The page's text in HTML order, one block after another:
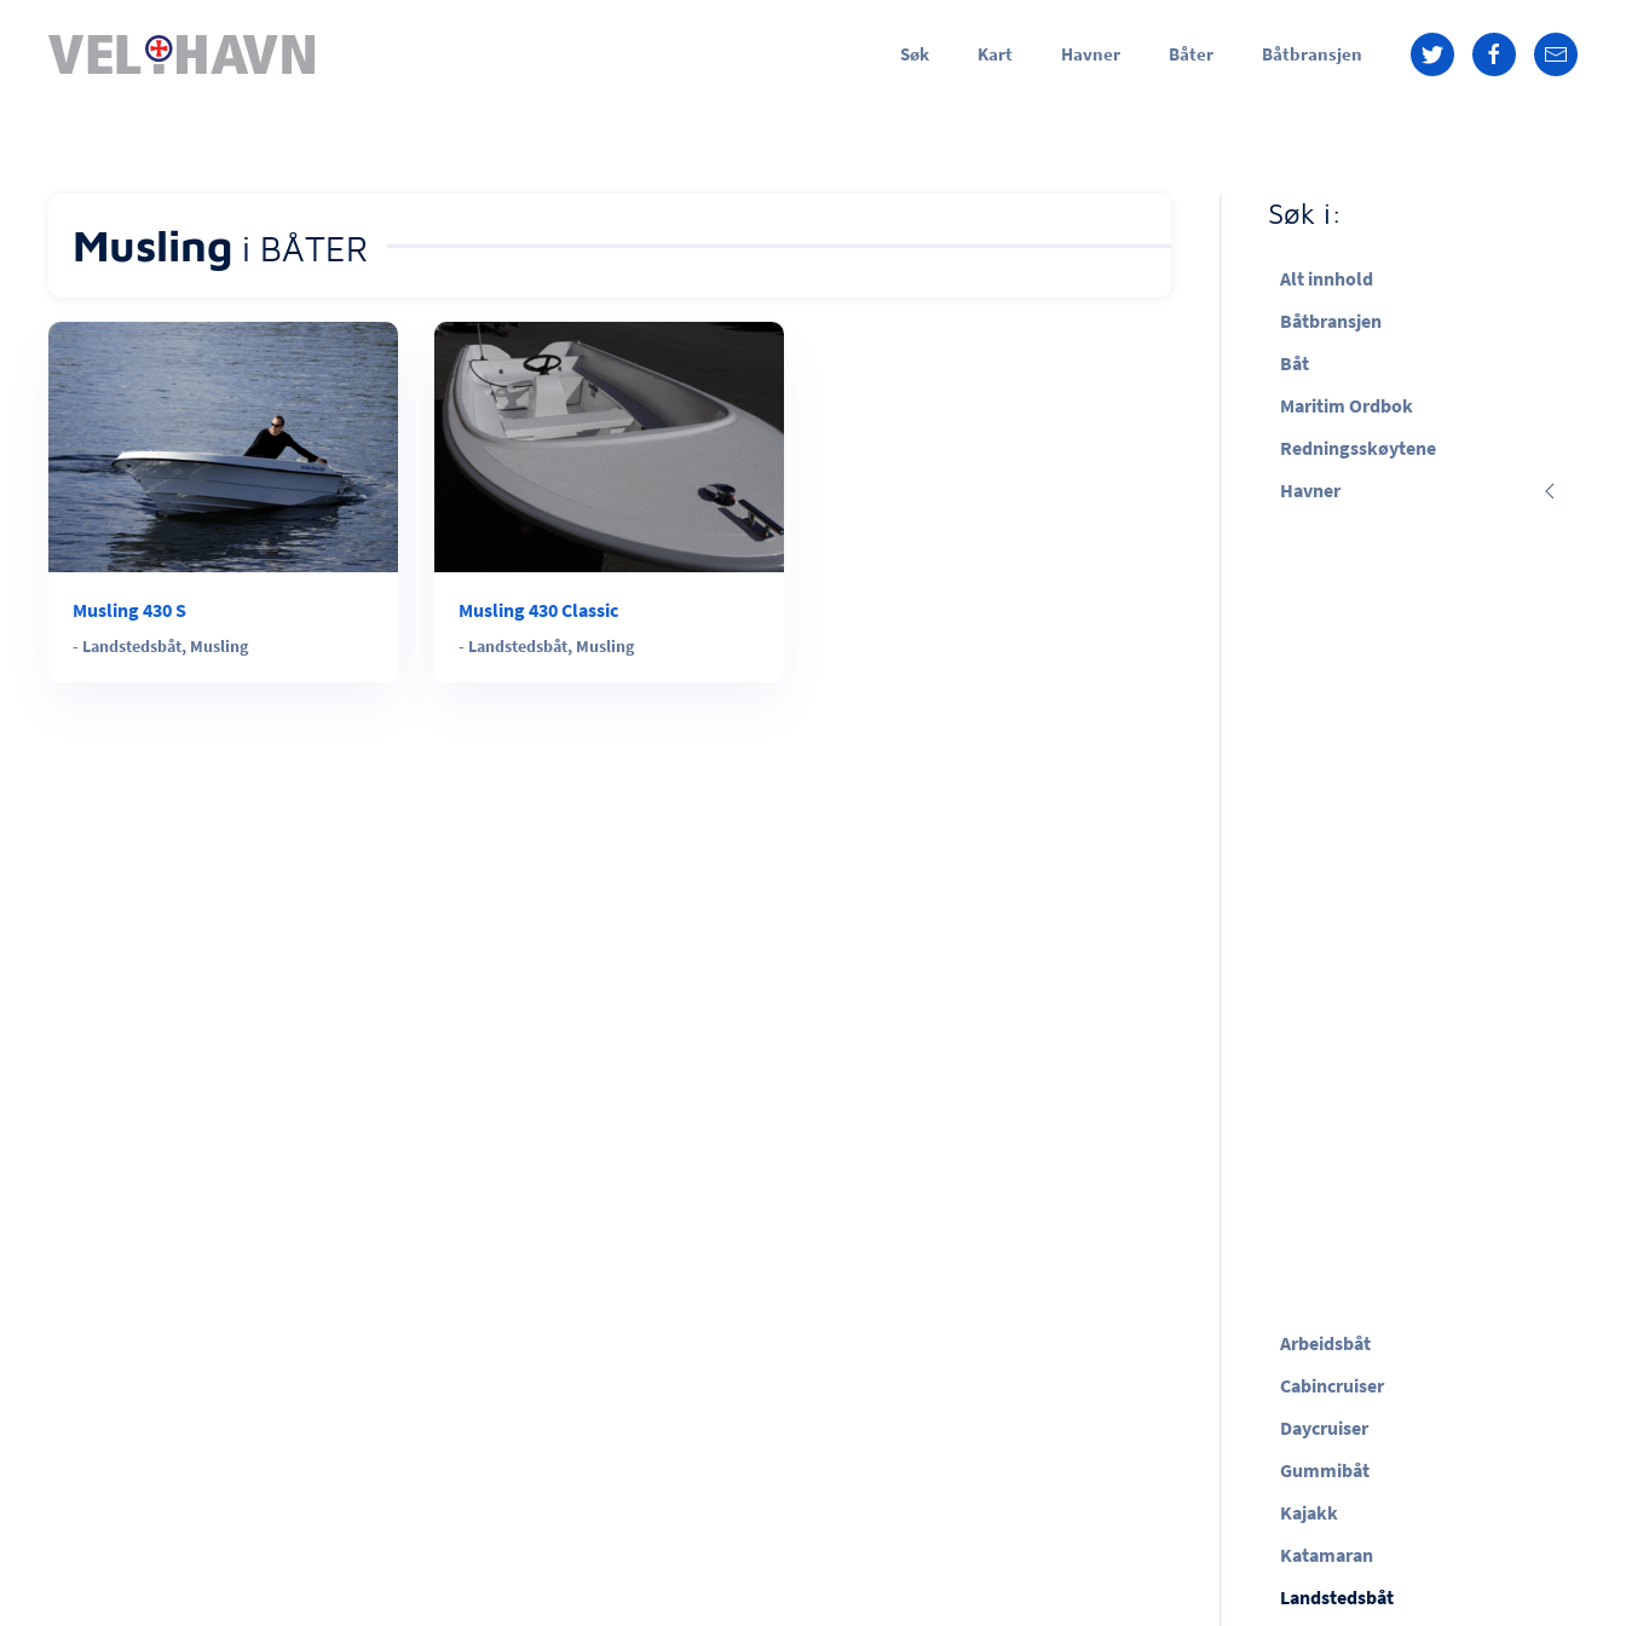
Søk Kart Havner Båter Båtbransjen
Musling i BÅTER
Musling 430 S
- Landstedsbåt, Musling
Musling 430 Classic
- Landstedsbåt, Musling
Søk i:
Alt innhold
Båtbransjen
Båt
Maritim Ordbok
Redningsskøytene
Havner
Arbeidsbåt
Cabincruiser
Daycruiser
Gummibåt
Kajakk
Katamaran
Landstedsbåt